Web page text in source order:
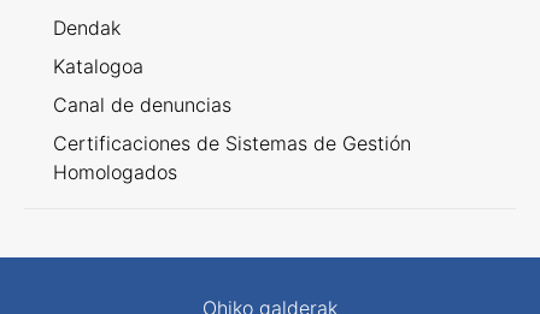
Dendak
Katalogoa
Canal de denuncias
Certificaciones de Sistemas de Gestión
Homologados
Ohiko galderak